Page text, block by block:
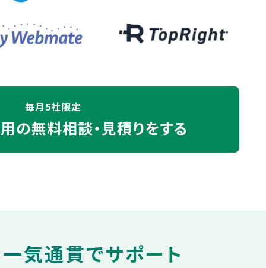
毎月5社限定
の無料相談・見積りをする
気通貫でサポート